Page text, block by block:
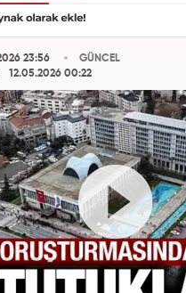
23:56
12.05.2026 00:22
GÜNCEL